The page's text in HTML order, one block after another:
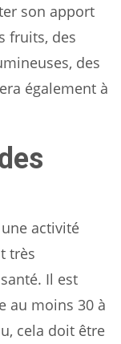
son apport
fruits, des
des
également à
activité
très
Il est
au moins 30 à
cela doit être